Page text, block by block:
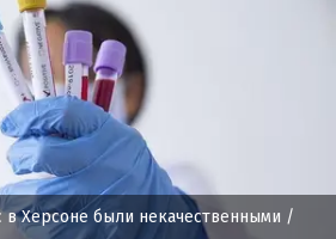
в Херсоне были некачественными /